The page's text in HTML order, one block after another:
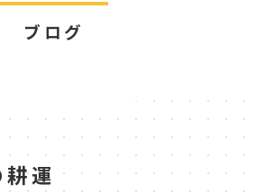
ブログ
運